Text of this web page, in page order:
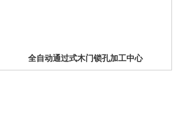
全自动通过式木门锁孔加工中心